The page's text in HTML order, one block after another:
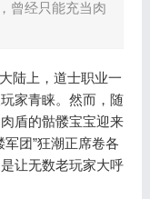
曾经只能充当肉
陆上，道士职业一
家青睐。然而，随
盾的骷髅宝宝迎来
团”狂潮正席卷各
让无数老玩家大呼